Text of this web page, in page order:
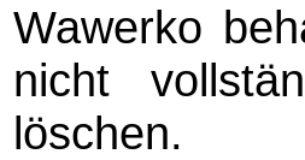
Wawerko
nicht
löschen.